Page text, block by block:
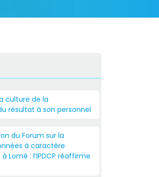
culture de la
résultat à son personnel
du Forum sur la
à caractère
Lomé : l’IPDCP réaffirme